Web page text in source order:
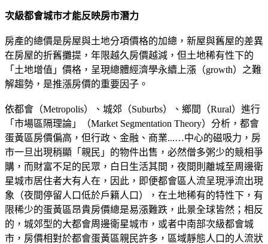
次級都會城市才能反映房市潛力
房產的總價是房屋與土地分項價格的加總，新屋與舊屋的差異
在房屋的折舊攤提，年限越久房價越減，但土地稀有性下的
「土地增值」價格，呈現總體經濟學永續上漲（growth）之難
解趨勢，是推漲房價的重要因子。
依都會（Metropolis）、城郊（Suburbs）、鄉間（Rural）進行
「市場區隔理論」（Market Segmentation Theory）分析，都會
蛋黃區房價偏高，但行政、金融、商業...…中心的磁吸力，房
市一旦出現稍顯「親民」的物件出售，必然僧多粥少的競相爭
購，而財富不足的民眾，白日生活其間，夜間則離城至周邊衛
星城市居住者大有人在，因此，即便都會區人流呈現淨流出現
象（夜間停留人口低於戶籍人口），在土地稀有的特性下，有
限稀少的蛋黃區昂貴房價總是易漲難跌，此景全球皆然；相反
的，城郊型的大都會周邊衛星城市，或者中南部次級都會城
市，房價相對於都會蛋黃區親民許多，區域靜態人口的人流狀